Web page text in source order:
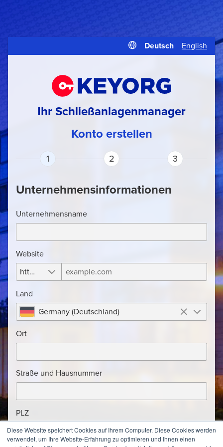
Diese Website speichert Cookies auf Ihrem Computer. Diese Cookies werden
verwendet, um Ihre Website-Erfahrung zu optimieren und Ihnen einen
Deutsch English
Ihr Schließanlagenmanager
Konto erstellen
1 2 3
Unternehmensinformationen
Unternehmensname
Website
https://
Land
Germany (Deutschland)
Ort
Straße und Hausnummer
PLZ